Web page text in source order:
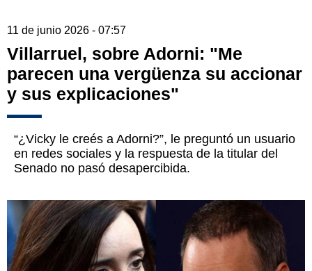
11 de junio 2026 - 07:57
Villarruel, sobre Adorni: "Me
parecen una vergüenza su accionar
y sus explicaciones"
“¿Vicky le creés a Adorni?”, le preguntó un usuario
en redes sociales y la respuesta de la titular del
Senado no pasó desapercibida.